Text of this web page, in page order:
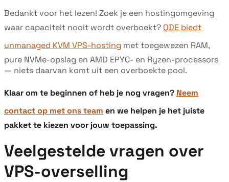
Bedankt voor het lezen! Zoek je een hostingomgeving
waar capaciteit nooit wordt overboekt? QDE biedt
unmanaged KVM VPS-hosting met toegewezen RAM,
pure NVMe-opslag en AMD EPYC- en Ryzen-processors
— niets daarvan komt uit een overboekte pool.
Klaar om te beginnen of heb je nog vragen? Neem
contact op met ons team en we helpen je het juiste
pakket te kiezen voor jouw toepassing.
Veelgestelde vragen over
VPS-overselling